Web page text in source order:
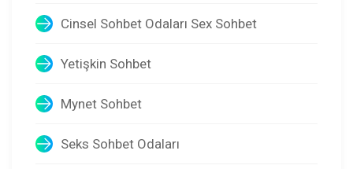
Cinsel Sohbet Odaları Sex Sohbet
Yetişkin Sohbet
Mynet Sohbet
Seks Sohbet Odaları